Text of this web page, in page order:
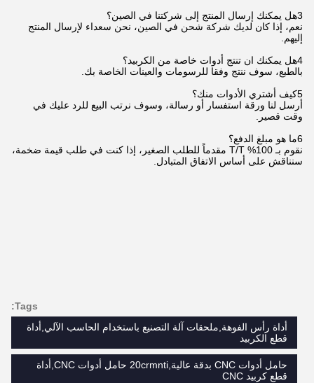
3هل يمكنك إرسال المنتج إلى شركتنا في الصين؟
نعم، إذا كان لديك شركة شحن في الصين، نحن سعداء لإرسال المنتج
إليهم.
4هل يمكنك ان تنتج أدوات خاصة من الكربيد؟
بالطبع، سوف ننتج وفقا للرسومات والعينات الخاصة بك.
5كيف أشتري الأدوات منك؟
أرسل لنا ورقة استفسار أو رسالة، وسوف نرتب البيع للرد عليك في
وقت قصير.
6ما هو مبلغ الدفع؟
نقوم بـ 100% T/T مقدماً للطلب الصغير، إذا كنت في طلب قيمة ضخمة،
سنناقش على أساس الاتفاق المتبادل.
Tags:
أداة رأس الفوهة,ملحقات آلة التصنيع باستخدام الحاسب الآلي,أداة
قطع الكربيد
حامل أدوات CNC بدقة عالية,20crmnti حامل أدوات CNC,أداة
قطع كربيد CNC